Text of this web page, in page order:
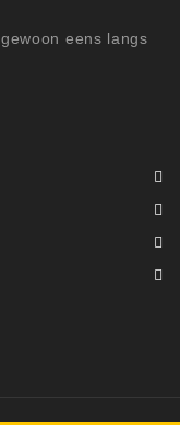
eens langs